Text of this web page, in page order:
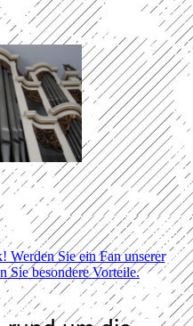
Werden Sie ein Fan unserer
Sie besondere Vorteile.